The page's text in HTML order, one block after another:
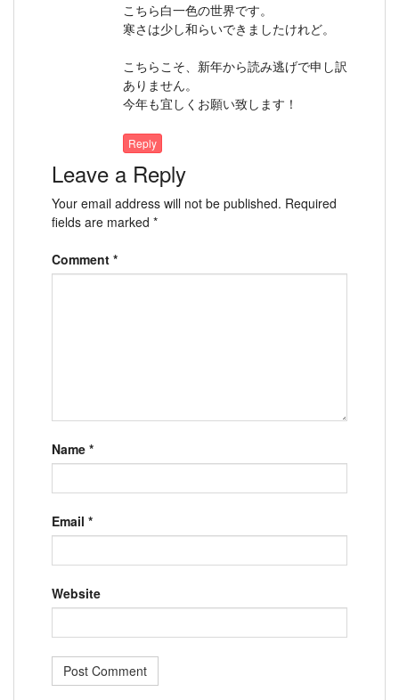
こちら白一色の世界です。
寒さは少し和らいできましたけれど。
こちらこそ、新年から読み逃げで申し訳
ありません。
今年も宜しくお願い致します！
Reply
Leave a Reply
Your email address will not be published. Required
fields are marked *
Comment *
Name *
Email *
Website